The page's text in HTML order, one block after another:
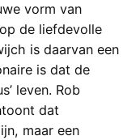
vorm van
de liefdevolle
is daarvan een
is dat de
leven. Rob
dat
maar een